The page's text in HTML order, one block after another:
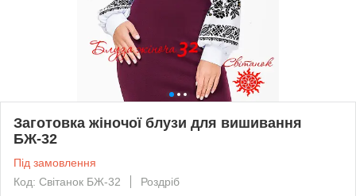
Заготовка жіночої блузи для вишивання
БЖ-32
Під замовлення
Код: Світанок БЖ-32
Роздріб